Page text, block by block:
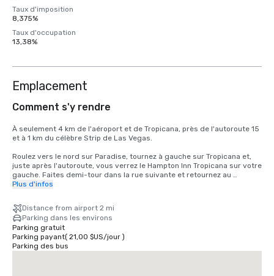
Taux d'imposition
8,375%
Taux d'occupation
13,38%
Emplacement
Comment s'y rendre
À seulement 4 km de l'aéroport et de Tropicana, près de l'autoroute 15
et à 1 km du célèbre Strip de Las Vegas.
Roulez vers le nord sur Paradise, tournez à gauche sur Tropicana et,
juste après l'autoroute, vous verrez le Hampton Inn Tropicana sur votre
gauche. Faites demi-tour dans la rue suivante et retournez au
Hampton Inn Tropicana
Plus d'infos
Distance from airport 2 mi
Parking dans les environs
Parking gratuit
Parking payant( 21,00 $US/jour)
Parking des bus